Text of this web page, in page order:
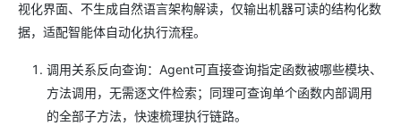
视化界面、不生成自然语言架构解读，仅输出机器可读的结构化数
据，适配智能体自动化执行流程。
调用关系反向查询：Agent可直接查询指定函数被哪些模块、
方法调用，无需逐文件检索；同理可查询单个函数内部调用
的全部子方法，快速梳理执行链路。